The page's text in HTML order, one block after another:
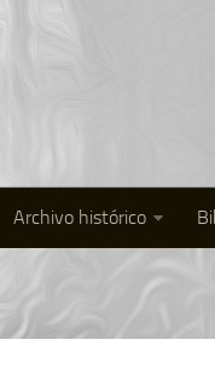
Archivo histórico